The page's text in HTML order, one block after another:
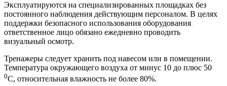
Эксплуатируются на специализированных площадках без
постоянного наблюдения действующим персоналом. В целях
поддержки безопасного использования оборудования
ответственное лицо обязано ежедневно проводить
визуальный осмотр.
Тренажеры следует хранить под навесом или в помещении.
Температура окружающего воздуха от минус 10 до плюс 50
0С, относительная влажность не более 80%.